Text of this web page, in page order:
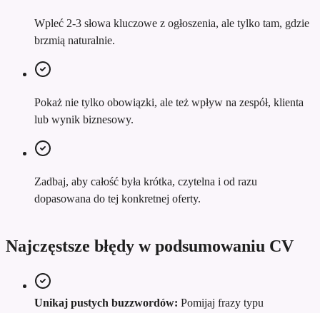
Wpleć 2-3 słowa kluczowe z ogłoszenia, ale tylko tam, gdzie
brzmią naturalnie.
Pokaż nie tylko obowiązki, ale też wpływ na zespół, klienta
lub wynik biznesowy.
Zadbaj, aby całość była krótka, czytelna i od razu
dopasowana do tej konkretnej oferty.
Najczęstsze błędy w podsumowaniu CV
Unikaj pustych buzzwordów: Pomijaj frazy typu